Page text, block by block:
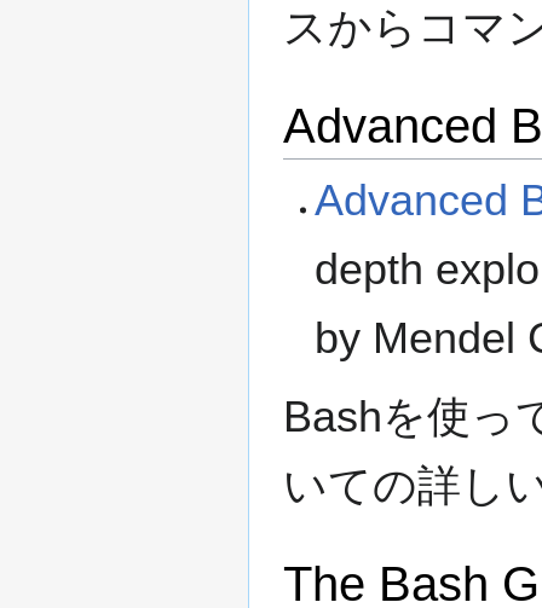
スからコマ
Advanced
Advanced
depth
by Mendel
Bashを使っ
いての詳し
The Bash